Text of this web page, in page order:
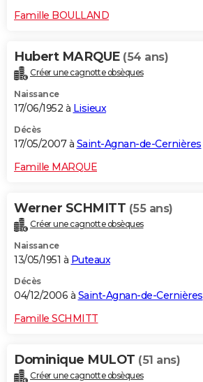
Famille BOULLAND
Hubert MARQUE (54 ans)
Créer une cagnotte obsèques
Naissance
17/06/1952 à Lisieux
Décès
17/05/2007 à Saint-Agnan-de-Cernières
Famille MARQUE
Werner SCHMITT (55 ans)
Créer une cagnotte obsèques
Naissance
13/05/1951 à Puteaux
Décès
04/12/2006 à Saint-Agnan-de-Cernières
Famille SCHMITT
Dominique MULOT (51 ans)
Créer une cagnotte obsèques